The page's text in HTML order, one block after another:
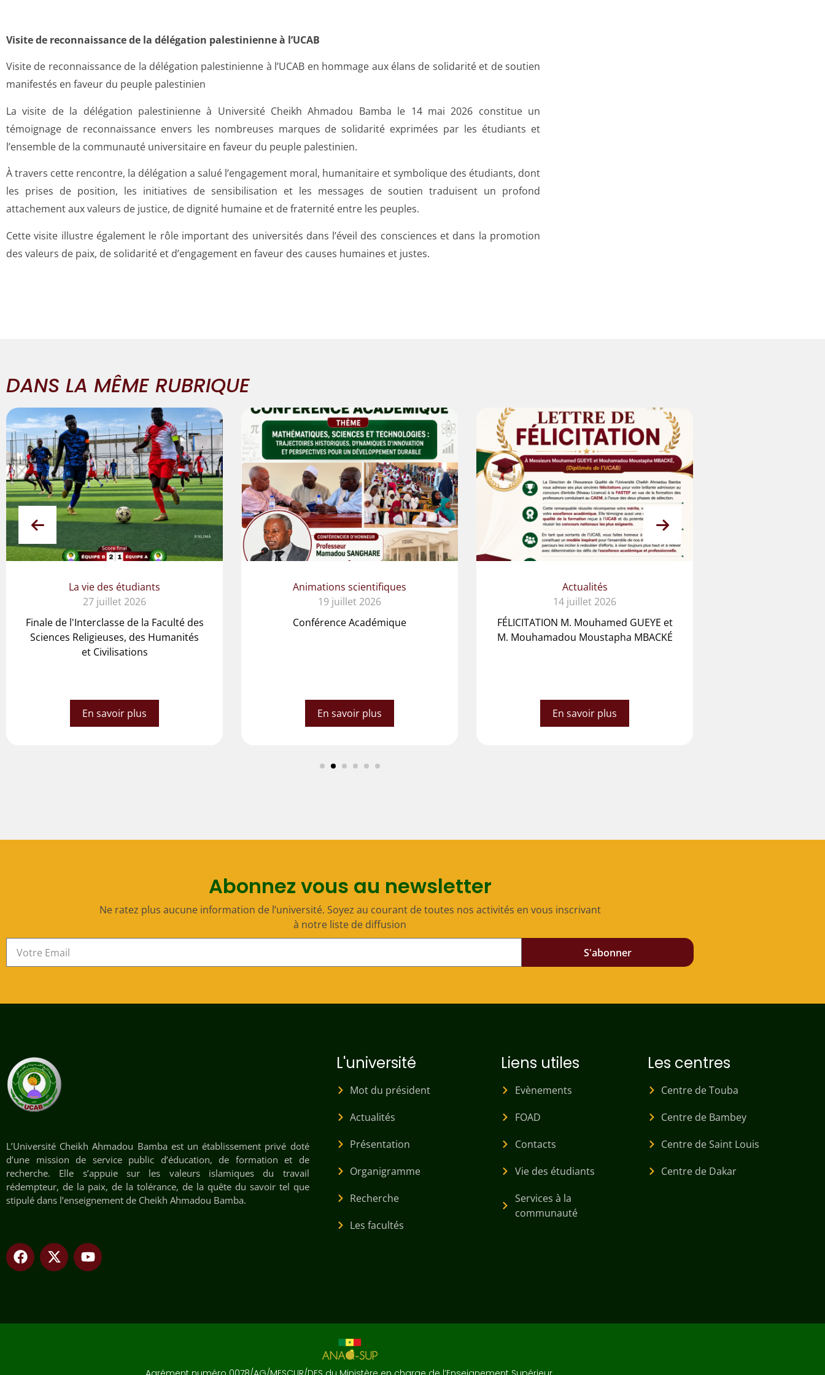
Visite de reconnaissance de la délégation palestinienne à l’UCAB
Visite de reconnaissance de la délégation palestinienne à l’UCAB en hommage aux élans de solidarité et de soutien
manifestés en faveur du peuple palestinien
La visite de la délégation palestinienne à Université Cheikh Ahmadou Bamba le 14 mai 2026 constitue un
témoignage de reconnaissance envers les nombreuses marques de solidarité exprimées par les étudiants et
l’ensemble de la communauté universitaire en faveur du peuple palestinien.
À travers cette rencontre, la délégation a salué l’engagement moral, humanitaire et symbolique des étudiants, dont
les prises de position, les initiatives de sensibilisation et les messages de soutien traduisent un profond
attachement aux valeurs de justice, de dignité humaine et de fraternité entre les peuples.
Cette visite illustre également le rôle important des universités dans l’éveil des consciences et dans la promotion
des valeurs de paix, de solidarité et d’engagement en faveur des causes humaines et justes.
DANS LA MÊME RUBRIQUE
La vie des étudiants
27 juillet 2026
Finale de l'Interclasse de la Faculté des
Sciences Religieuses, des Humanités
et Civilisations
En savoir plus
Animations scientifiques
19 juillet 2026
Conférence Académique
En savoir plus
Actualités
14 juillet 2026
FÉLICITATION M. Mouhamed GUEYE et
M. Mouhamadou Moustapha MBACKÉ
En savoir plus
Abonnez vous au newsletter
Ne ratez plus aucune information de l’université. Soyez au courant de toutes nos activités en vous inscrivant
à notre liste de diffusion
S'abonner
L’Université Cheikh Ahmadou Bamba est un établissement privé doté
d’une mission de service public d’éducation, de formation et de
recherche. Elle s’appuie sur les valeurs islamiques du travail
rédempteur, de la paix, de la tolérance, de la quête du savoir tel que
stipulé dans l’enseignement de Cheikh Ahmadou Bamba.
L'université
Mot du président
Actualités
Présentation
Organigramme
Recherche
Les facultés
Liens utiles
Evènements
FOAD
Contacts
Vie des étudiants
Services à la
communauté
Les centres
Centre de Touba
Centre de Bambey
Centre de Saint Louis
Centre de Dakar